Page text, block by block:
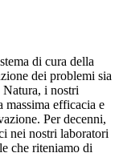
di cura della
dei problemi sia
Natura, i nostri
efficacia e
Per decenni,
nei nostri laboratori
che riteniamo di